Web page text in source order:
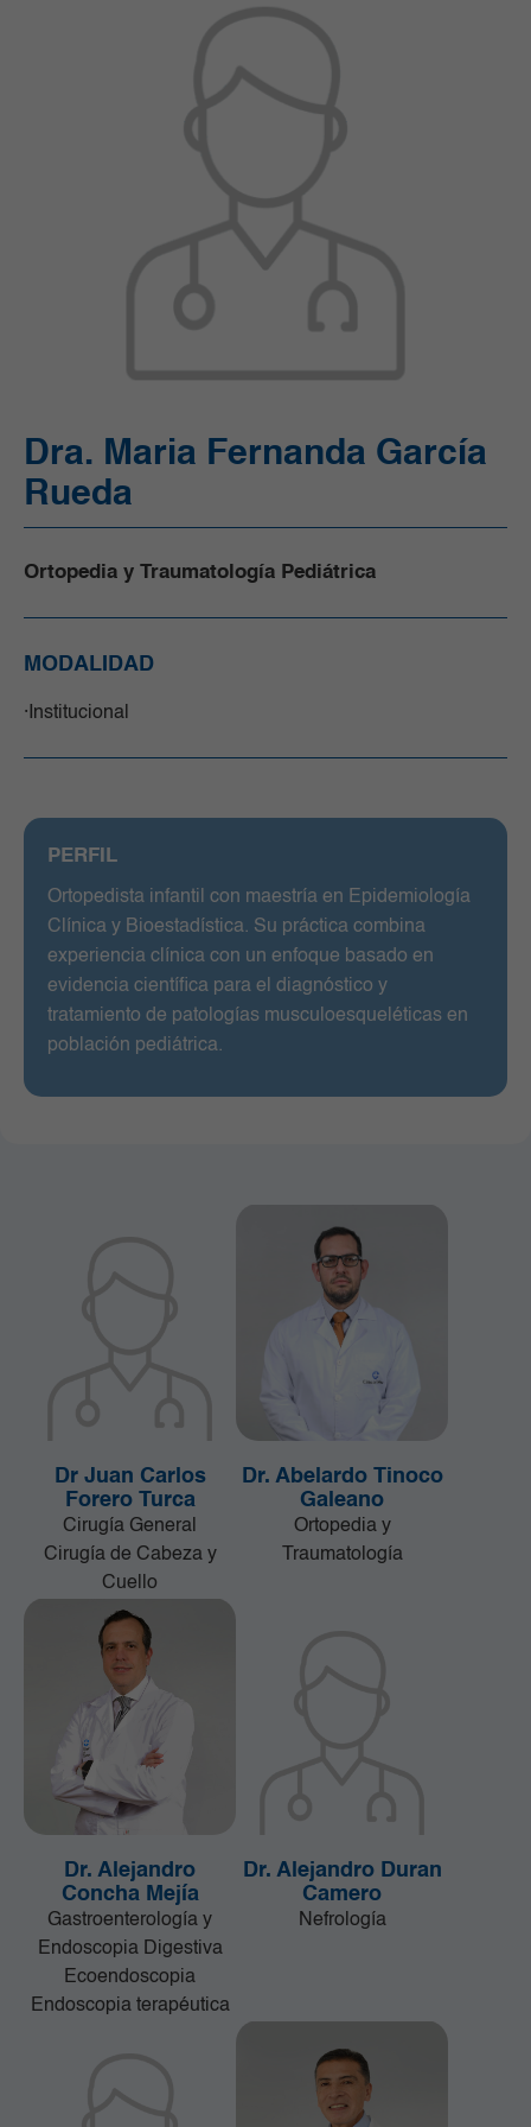
Unidad de Cuidado Crítico Especializado (UCI)
Dra. Maria Fernanda García
Rueda
Ortopedia y Traumatología Pediátrica
MODALIDAD
Institucional
PERFIL
Ortopedista infantil con maestría en Epidemiología
Clínica y Bioestadística. Su práctica combina
experiencia clínica con un enfoque basado en
evidencia científica para el diagnóstico y
tratamiento de patologías musculoesqueléticas en
población pediátrica.
Dr Juan Carlos
Forero Turca
Cirugía General
Cirugía de Cabeza y
Cuello
Dr. Abelardo Tinoco
Galeano
Ortopedia y
Traumatología
Dr. Alejandro
Concha Mejía
Gastroenterología y
Endoscopia Digestiva
Ecoendoscopia
Endoscopia terapéutica
Dr. Alejandro Duran
Camero
Nefrología